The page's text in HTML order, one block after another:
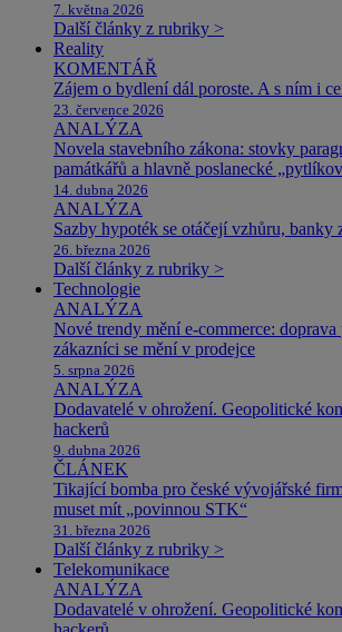
7. května 2026
Další články z rubriky >
Reality
KOMENTÁŘ
Zájem o bydlení dál poroste. A s ním i
23. července 2026
ANALÝZA
Novela stavebního zákona: stovky
památkářů a hlavně poslanecké
14. dubna 2026
ANALÝZA
Sazby hypoték se otáčejí vzhůru, banky
26. března 2026
Další články z rubriky >
Technologie
ANALÝZA
Nové trendy mění e-commerce: doprava
zákazníci se mění v prodejce
5. srpna 2026
ANALÝZA
Dodavatelé v ohrožení. Geopolitické
hackerů
9. dubna 2026
ČLÁNEK
Tikající bomba pro české vývojářské
muset mít „povinnou STK“
31. března 2026
Další články z rubriky >
Telekomunikace
ANALÝZA
Dodavatelé v ohrožení. Geopolitické